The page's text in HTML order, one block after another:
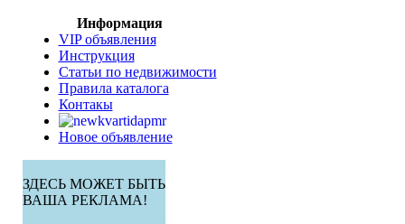
Информация
VIP объявления
Инструкция
Статьи по недвижимости
Правила каталога
Контакы
Новое объявление
ЗДЕСЬ МОЖЕТ БЫТЬ
ВАША РЕКЛАМА!